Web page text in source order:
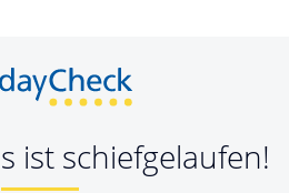
ist schiefgelaufen!